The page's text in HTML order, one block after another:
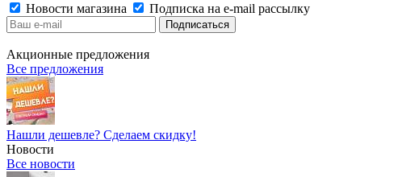
Новости магазина
Подписка на e-mail рассылку
Акционные предложения
Все предложения
Нашли дешевле? Сделаем скидку!
Новости
Все новости